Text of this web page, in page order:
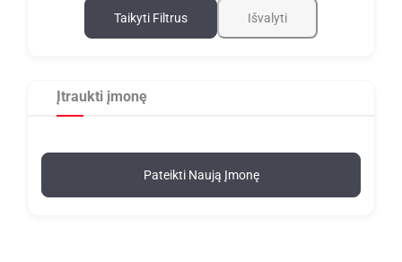
Taikyti Filtrus Išvalyti
Įtraukti įmonę
Pateikti Naują Įmonę